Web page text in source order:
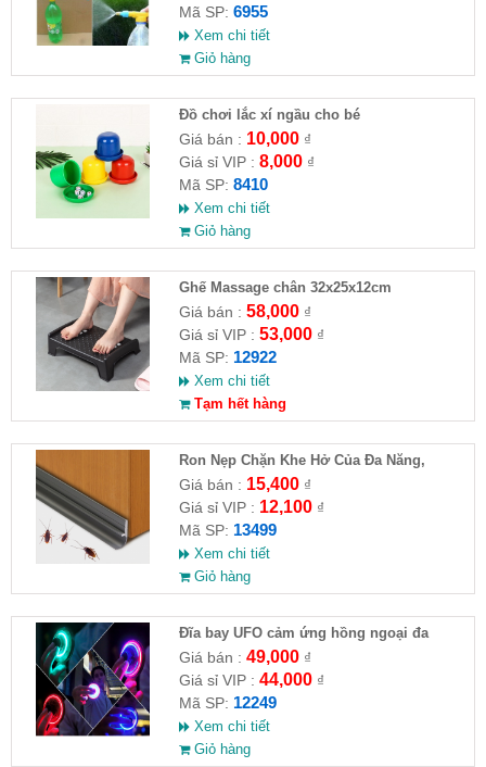
Mã SP: 6955
Xem chi tiết
Giỏ hàng
Đồ chơi lắc xí ngầu cho bé
Giá bán : 10,000₫
Giá sỉ VIP : 8,000₫
Mã SP: 8410
Xem chi tiết
Giỏ hàng
Ghế Massage chân 32x25x12cm
Giá bán : 58,000₫
Giá sỉ VIP : 53,000₫
Mã SP: 12922
Xem chi tiết
Tạm hết hàng
Ron Nẹp Chặn Khe Hở Của Đa Năng,
Chống Côn Trùng( HĐ )
Giá bán : 15,400₫
Giá sỉ VIP : 12,100₫
Mã SP: 13499
Xem chi tiết
Giỏ hàng
Đĩa bay UFO cảm ứng hồng ngoại đa
chiều tự động bay về
Giá bán : 49,000₫
Giá sỉ VIP : 44,000₫
Mã SP: 12249
Xem chi tiết
Giỏ hàng